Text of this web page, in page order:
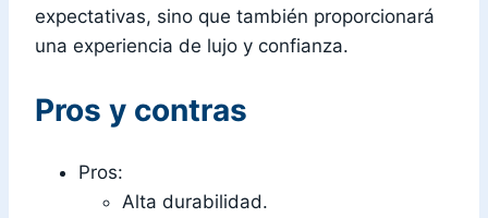
expectativas, sino que también proporcionará
una experiencia de lujo y confianza.
Pros y contras
Pros:
Alta durabilidad.